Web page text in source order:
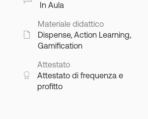
In Aula
Materiale didattico
Dispense, Action Learning,
Gamification
Attestato
Attestato di frequenza e
profitto